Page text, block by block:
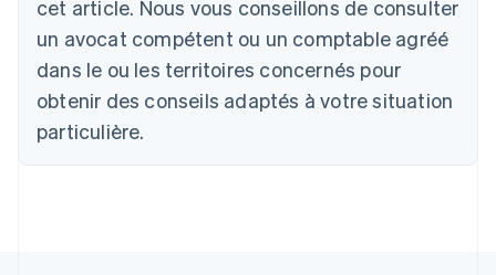
cet article. Nous vous conseillons de consulter
un avocat compétent ou un comptable agréé
dans le ou les territoires concernés pour
obtenir des conseils adaptés à votre situation
particulière.
Bulgarie
English
Canada
EnglishFrançais
Chine continentale